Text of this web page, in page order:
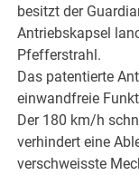
besitzt der
Antriebskapsel
Pfefferstrahl.
Das patentierte
einwandfreie
Der 180 km/h
verhindert eine
verschweisste